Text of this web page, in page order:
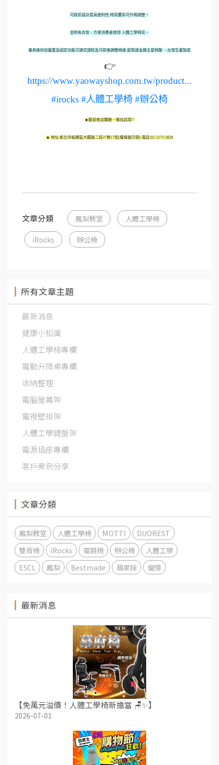
可收折設計提高便利性 椅背腰背可升降調整，
並附有衣架，方便消費者使用 人體工學椅背，
兼具後仰自載重及固定功能可調式頭枕及可前後調整椅座 超質感金屬五星椅腳 ，台灣生產製造
👉
https://www.yaowayshop.com.tw/product...
#irocks #人體工學椅 #辦公椅
★歡迎來店體驗，親自試用!!
★ 地址:新北市板橋區大觀路二段37巷17號(耀偉展示間) 電話:02-2275-5828
文章分類 鳳梨教室 人體工學椅
iRocks 辦公椅
所有文章主題
最新消息
健康小知識
人體工學椅專欄
電動升降桌專欄
收納整理
電腦螢幕架
電視壁掛架
人體工學鍵盤架
電源插座專欄
客戶案例分享
文章分類
鳳梨教室 人體工學椅 MOTTI
DUOREST
雙背椅
iRocks 電競椅 辦公椅
人體工學
ESCL
鳳梨 Bestmade 蘋果妹 耀偉
最新消息
【免萬元溢價！人體工學椅新擔當 🪑✨】
2026-07-01